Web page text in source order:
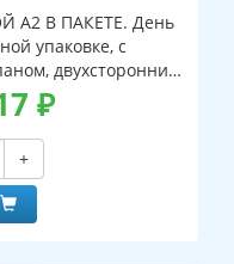
А2 В ПАКЕТЕ. День
упаковке, с
двухсторонний,
₽
+